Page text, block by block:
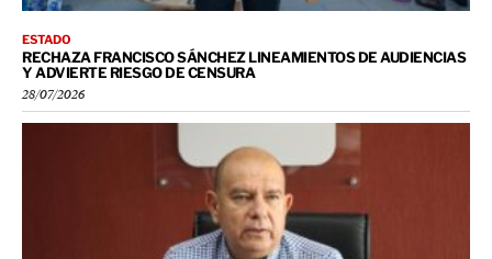
ESTADO
RECHAZA FRANCISCO SÁNCHEZ LINEAMIENTOS DE AUDIENCIAS
Y ADVIERTE RIESGO DE CENSURA
28/07/2026